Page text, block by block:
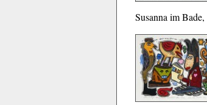
Susanna im